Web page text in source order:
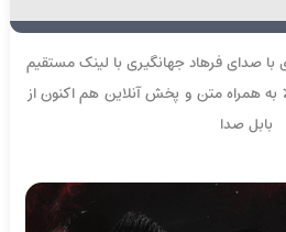
صدای فرهاد جهانگیری با لینک مستقیم
به همراه متن و پخش آنلاین هم اکنون از
بابل صدا